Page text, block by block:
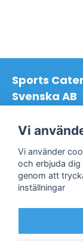
Sports Cater
Svenska AB
Org.nr: 559024-
Mail:
Support
Allmänna villkor
Kontakta oss
Vi
Vi använder
och erbjuda
genom att
inställningar